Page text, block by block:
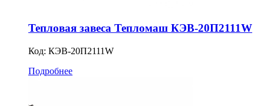
Тепловая завеса Тепломаш КЭВ-20П2111W
Код: КЭВ-20П2111W
Подробнее